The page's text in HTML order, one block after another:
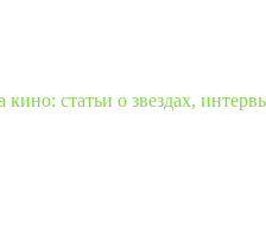
статьи о звездах,